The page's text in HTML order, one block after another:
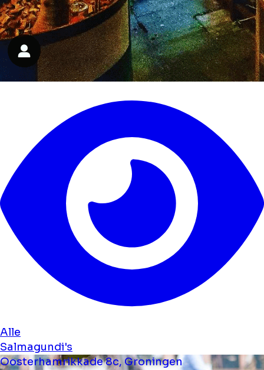
Alle
Salmagundi's
Oosterhamrikkade 8c, Groningen